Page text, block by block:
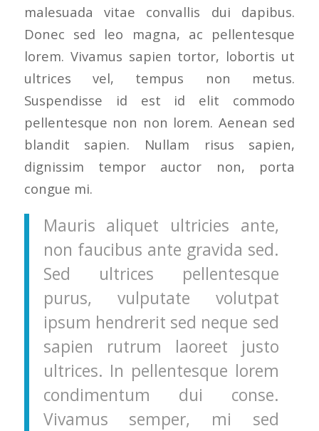
malesuada vitae convallis dui dapibus.
Donec sed leo magna, ac pellentesque
lorem. Vivamus sapien tortor, lobortis ut
ultrices vel, tempus non metus.
Suspendisse id est id elit commodo
pellentesque non non lorem. Aenean sed
blandit sapien. Nullam risus sapien,
dignissim tempor auctor non, porta
congue mi.
Mauris aliquet ultricies ante,
non faucibus ante gravida sed.
Sed ultrices pellentesque
purus, vulputate volutpat
ipsum hendrerit sed neque sed
sapien rutrum laoreet justo
ultrices. In pellentesque lorem
condimentum dui conse.
Vivamus semper, mi sed